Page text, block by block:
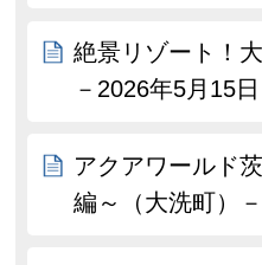
絶景リゾート！
－2026年5月15日
アクアワールド
編～（大洗町）